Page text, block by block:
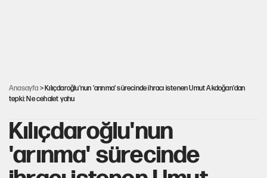
Anasayfa > Kılıçdaroğlu'nun 'arınma' sürecinde ihracı istenen Umut Akdoğan'dan
tepki: Ne cehalet yahu
Kılıçdaroğlu'nun
'arınma' sürecinde